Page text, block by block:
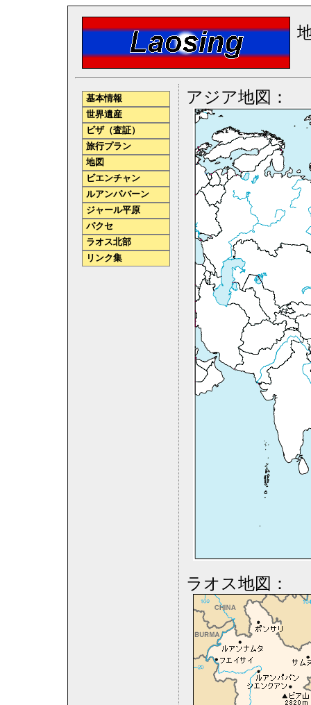
アジア地図：
ラオス地図：
基本情報
世界遺産
ビザ（査証）
旅行プラン
地図
ビエンチャン
ルアンパバーン
ジャール平原
パクセ
ラオス北部
リンク集